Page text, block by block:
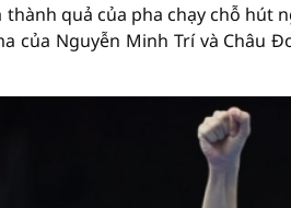
thành quả của pha chạy chỗ
của Nguyễn Minh Trí và Châu